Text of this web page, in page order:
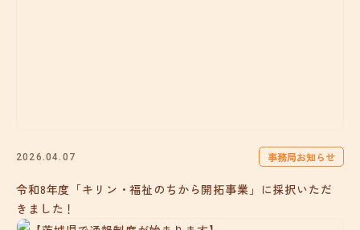
2026.04.07 事務局お知らせ
令和8年度「キリン・福祉のちから開拓事業」に採択いただ
きました！